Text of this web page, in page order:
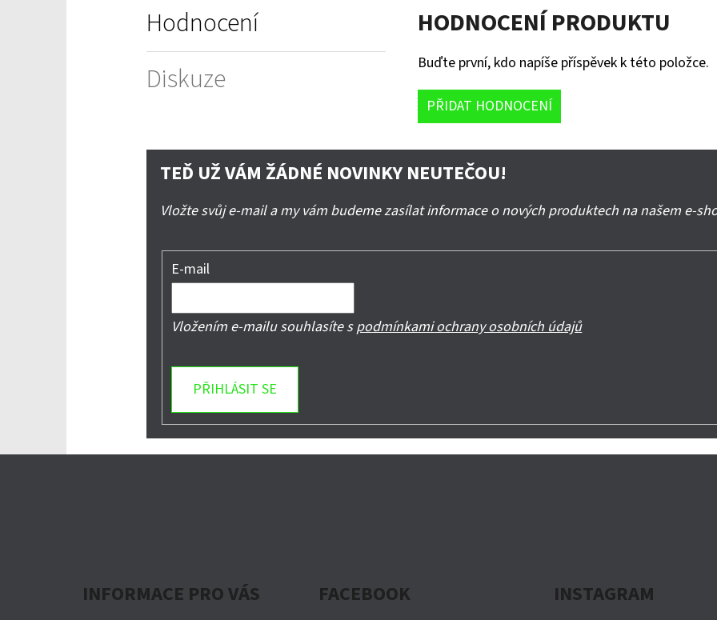
Hodnocení
Diskuze
HODNOCENÍ PRODUKTU
Buďte první, kdo napíše příspěvek k této položce.
PŘIDAT HODNOCENÍ
TEĎ UŽ VÁM ŽÁDNÉ NOVINKY NEUTEČOU!
Vložte svůj e-mail a my vám budeme zasílat informace o nových produktech na našem e-
E-mail
Vložením e-mailu souhlasíte spodmínkami ochrany osobních údajů
PŘIHLÁSIT SE
INFORMACE PRO VÁS FACEBOOK INSTAGRAM